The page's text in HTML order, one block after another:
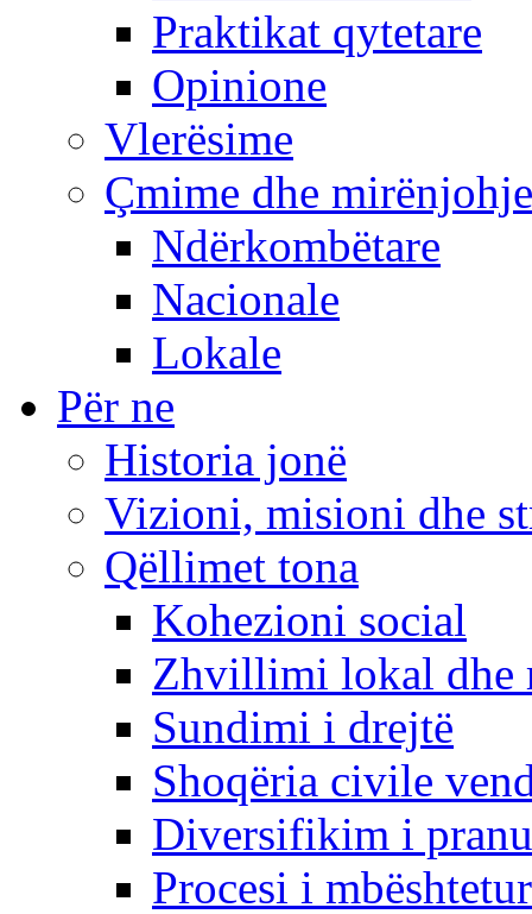
Praktikat qytetare
Opinione
Vlerësime
Çmime dhe mirënjohje
Ndërkombëtare
Nacionale
Lokale
Për ne
Historia jonë
Vizioni, misioni dhe
Qëllimet tona
Kohezioni social
Zhvillimi lokal dhe
Sundimi i drejtë
Shoqëria civile
Diversifikim i
Procesi i